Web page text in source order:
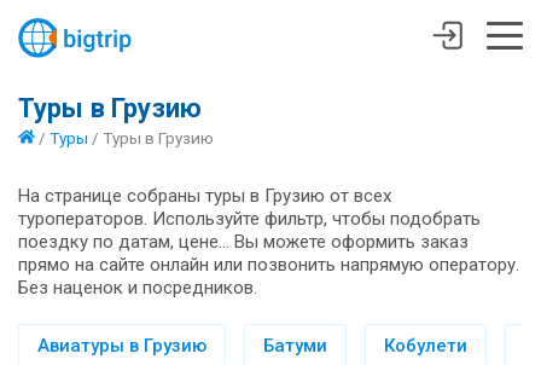
Туры в Грузию
/ Туры / Туры в Грузию
На странице собраны туры в Грузию от всех
туроператоров. Используйте фильтр, чтобы подобрать
поездку по датам, цене... Вы можете оформить заказ
прямо на сайте онлайн или позвонить напрямую оператору.
Без наценок и посредников.
Авиатуры в Грузию Батуми Кобулети